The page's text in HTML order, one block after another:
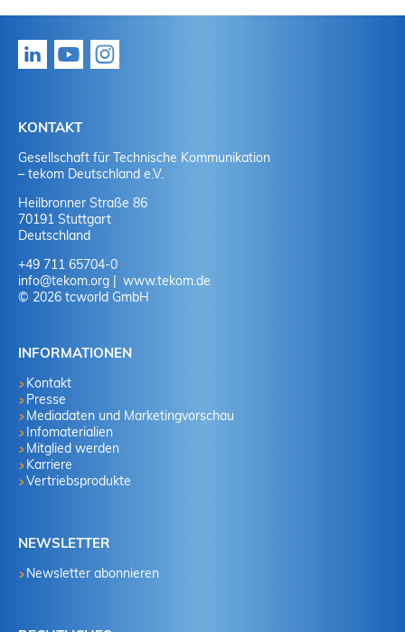
KONTAKT
Gesellschaft für Technische Kommunikation
– tekom Deutschland e.V.
Heilbronner Straße 86
70191 Stuttgart
Deutschland
+49 711 65704-0
info@tekom.org
www.tekom.de
© 2026 tcworld GmbH
INFORMATIONEN
Kontakt
Presse
Mediadaten und Marketingvorschau
Infomaterialien
Mitglied werden
Karriere
Vertriebsprodukte
NEWSLETTER
Newsletter abonnieren